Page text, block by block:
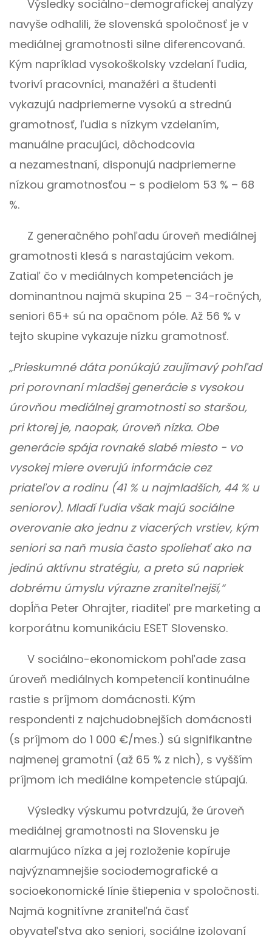
Výsledky sociálno-demografickej analýzy
navyše odhalili, že slovenská spoločnosť je v
mediálnej gramotnosti silne diferencovaná.
Kým napríklad vysokoškolsky vzdelaní ľudia,
tvoriví pracovníci, manažéri a študenti
vykazujú nadpriemerne vysokú a strednú
gramotnosť, ľudia s nízkym vzdelaním,
manuálne pracujúci, dôchodcovia
a nezamestnaní, disponujú nadpriemerne
nízkou gramotnosťou – s podielom 53 % – 68
%.
Z generačného pohľadu úroveň mediálnej
gramotnosti klesá s narastajúcim vekom.
Zatiaľ čo v mediálnych kompetenciách je
dominantnou najmä skupina 25 – 34-ročných,
seniori 65+ sú na opačnom póle. Až 56 % v
tejto skupine vykazuje nízku gramotnosť.
„Prieskumné dáta ponúkajú zaujímavý pohľad
pri porovnaní mladšej generácie s vysokou
úrovňou mediálnej gramotnosti so staršou,
pri ktorej je, naopak, úroveň nízka. Obe
generácie spája rovnaké slabé miesto - vo
vysokej miere overujú informácie cez
priateľov a rodinu (41 % u najmladších, 44 % u
seniorov). Mladí ľudia však majú sociálne
overovanie ako jednu z viacerých vrstiev, kým
seniori sa naň musia často spoliehať ako na
jedinú aktívnu stratégiu, a preto sú napriek
dobrému úmyslu výrazne zraniteľnejší,“
dopĺňa Peter Ohrajter, riaditeľ pre marketing a
korporátnu komunikáciu ESET Slovensko.
V sociálno-ekonomickom pohľade zasa
úroveň mediálnych kompetencií kontinuálne
rastie s príjmom domácnosti. Kým
respondenti z najchudobnejších domácnosti
(s príjmom do 1 000 €/mes.) sú signifikantne
najmenej gramotní (až 65 % z nich), s vyšším
príjmom ich mediálne kompetencie stúpajú.
Výsledky výskumu potvrdzujú, že úroveň
mediálnej gramotnosti na Slovensku je
alarmujúco nízka a jej rozloženie kopíruje
najvýznamnejšie sociodemografické a
socioekonomické línie štiepenia v spoločnosti.
Najmä kognitívne zraniteľná časť
obyvateľstva ako seniori, sociálne izolovaní